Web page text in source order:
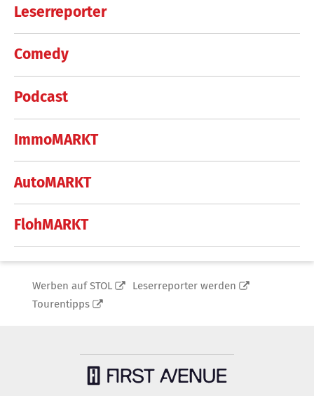
Leserreporter
Comedy
Podcast
ImmoMARKT
AutoMARKT
FlohMARKT
Werben auf STOL
Leserreporter werden
Tourentipps